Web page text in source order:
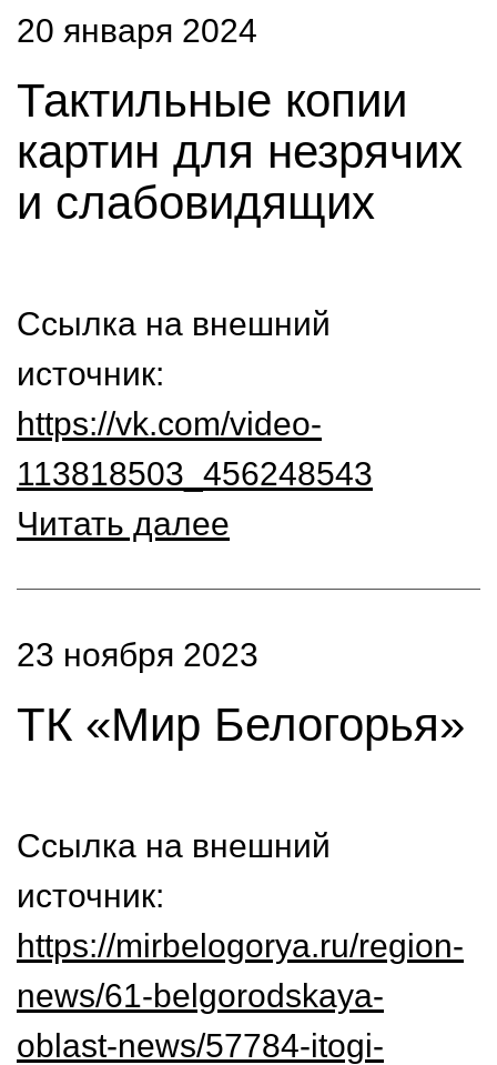
20 января 2024
Тактильные копии
картин для незрячих
и слабовидящих
Ссылка на внешний
источник:
https://vk.com/video-
113818503_456248543
Читать далее
23 ноября 2023
ТК «Мир Белогорья»
Ссылка на внешний
источник:
https://mirbelogorya.ru/region-
news/61-belgorodskaya-
oblast-news/57784-itogi-